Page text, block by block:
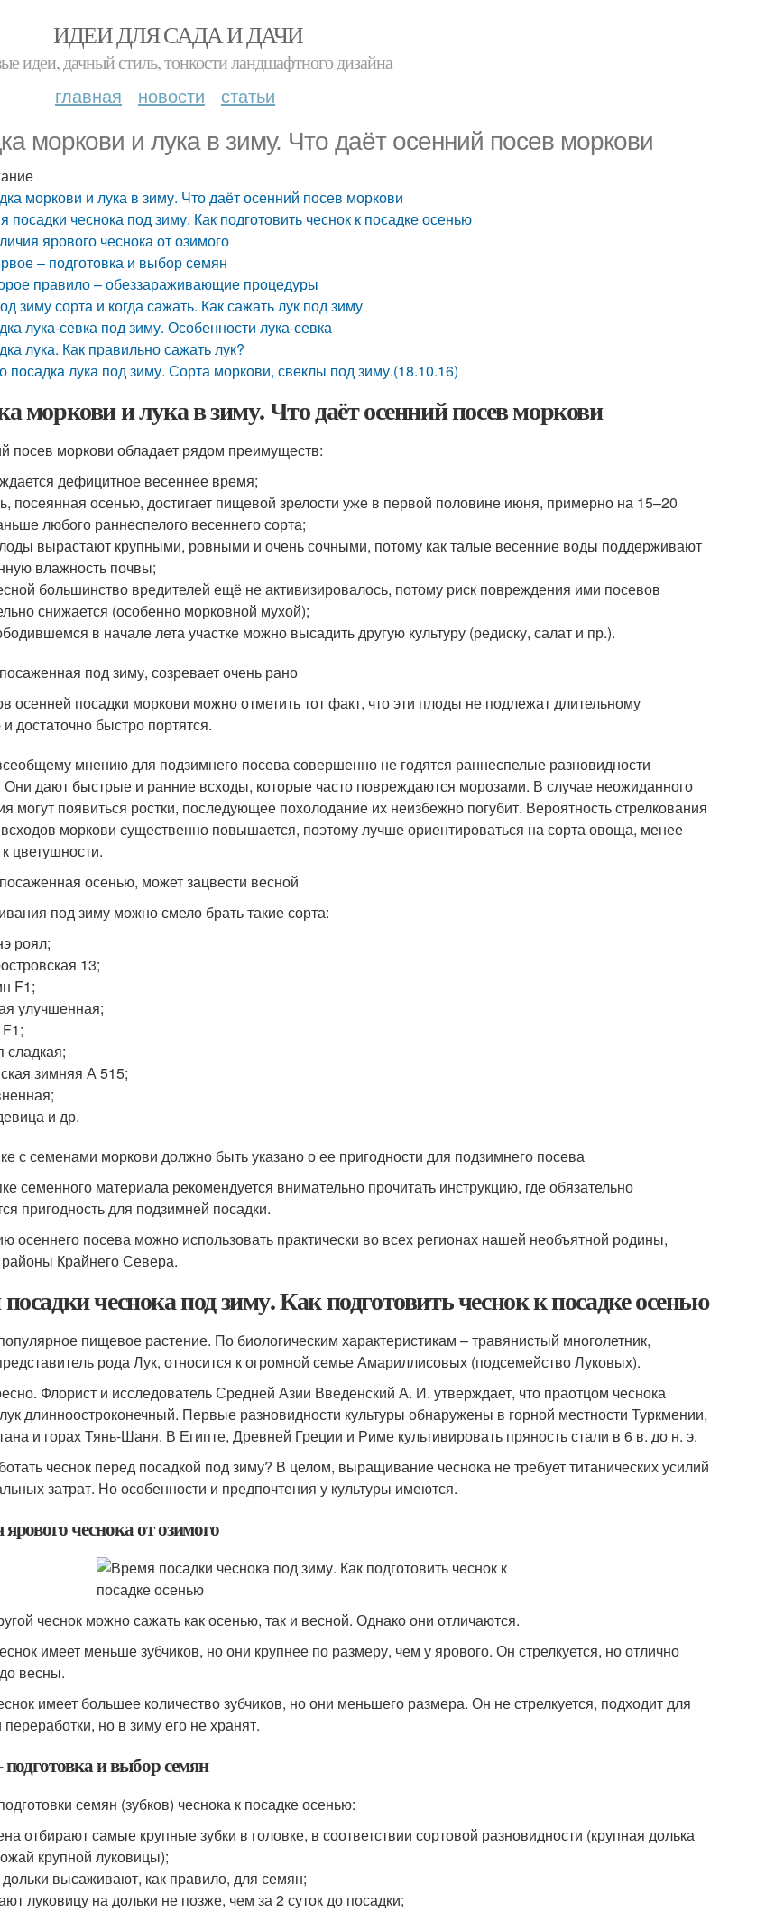
ИДЕИ ДЛЯ САДА И ДАЧИ
идеи, дачный стиль, тонкости ландшафтного дизайна
главная новости статьи
моркови и лука в зиму. Что даёт осенний посев моркови
моркови и лука в зиму. Что даёт осенний посев моркови
посадки чеснока под зиму. Как подготовить чеснок к посадке осенью
ярового чеснока от озимого
– подготовка и выбор семян
правило – обеззараживающие процедуры
зиму сорта и когда сажать. Как сажать лук под зиму
лука-севка под зиму. Особенности лука-севка
лука. Как правильно сажать лук?
посадка лука под зиму. Сорта моркови, свеклы под зиму.(18.10.16)
моркови и лука в зиму. Что даёт осенний посев моркови
посев моркови обладает рядом преимуществ:
дефицитное весеннее время;
посеянная осенью, достигает пищевой зрелости уже в первой половине июня, примерно на 15–20
любого раннеспелого весеннего сорта;
вырастают крупными, ровными и очень сочными, потому как талые весенние воды поддерживают
влажность почвы;
большинство вредителей ещё не активизировалось, потому риск повреждения ими посевов
снижается (особенно морковной мухой);
в начале лета участке можно высадить другую культуру (редиску, салат и пр.).
под зиму, созревает очень рано
осенней посадки моркови можно отметить тот факт, что эти плоды не подлежат длительному
достаточно быстро портятся.
мнению для подзимнего посева совершенно не годятся раннеспелые разновидности
Они дают быстрые и ранние всходы, которые часто повреждаются морозами. В случае неожиданного
могут появиться ростки, последующее похолодание их неизбежно погубит. Вероятность стрелкования
моркови существенно повышается, поэтому лучше ориентироваться на сорта овоща, менее
цветушности.
осенью, может зацвести весной
под зиму можно смело брать такие сорта:
роял;
13;
F1;
улучшенная;
сладкая;
зимняя А 515;
и др.
с семенами моркови должно быть указано о ее пригодности для подзимнего посева
семенного материала рекомендуется внимательно прочитать инструкцию, где обязательно
пригодность для подзимней посадки.
осеннего посева можно использовать практически во всех регионах нашей необъятной родины,
Крайнего Севера.
чеснока под зиму. Как подготовить чеснок к посадке осенью
пищевое растение. По биологическим характеристикам – травянистый многолетник,
рода Лук, относится к огромной семье Амариллисовых (подсемейство Луковых).
Флорист и исследователь Средней Азии Введенский А. И. утверждает, что праотцом чеснока
длинноостроконечный. Первые разновидности культуры обнаружены в горной местности Туркмении,
и горах Тянь-Шаня. В Египте, Древней Греции и Риме культивировать пряность стали в 6 в. до н. э.
чеснок перед посадкой под зиму? В целом, выращивание чеснока не требует титанических усилий
затрат. Но особенности и предпочтения у культуры имеются.
чеснока от озимого
чеснок можно сажать как осенью, так и весной. Однако они отличаются.
имеет меньше зубчиков, но они крупнее по размеру, чем у ярового. Он стрелкуется, но отлично
весны.
имеет большее количество зубчиков, но они меньшего размера. Он не стрелкуется, подходит для
но в зиму его не хранят.
и выбор семян
семян (зубков) чеснока к посадке осенью:
отбирают самые крупные зубки в головке, в соответствии сортовой разновидности (крупная долька
крупной луковицы);
высаживают, как правило, для семян;
луковицу на дольки не позже, чем за 2 суток до посадки;